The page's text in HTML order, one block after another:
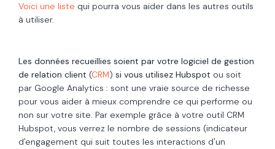
Voici une liste qui pourra vous aider dans les autres outils
à utiliser.
Les données recueillies soient par votre logiciel de gestion
de relation client (CRM) si vous utilisez Hubspot ou soit
par Google Analytics : sont une vraie source de richesse
pour vous aider à mieux comprendre ce qui performe ou
non sur votre site. Par exemple grâce à votre outil CRM
Hubspot, vous verrez le nombre de sessions (indicateur
d'engagement qui suit toutes les interactions d'un